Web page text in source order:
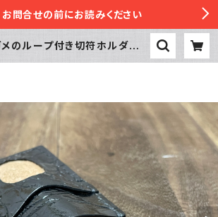
お問合せの前にお読みください
メのループ付き切符ホルダー |